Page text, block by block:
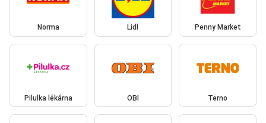
Norma Lidl Penny Market
Pilulka lékárna OBI Terno